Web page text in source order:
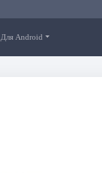
Для Android